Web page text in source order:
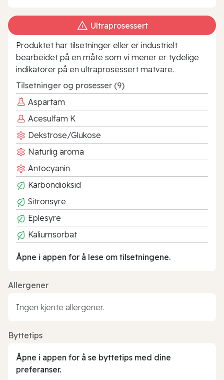
Ultraprosessert
Produktet har tilsetninger eller er industrielt
bearbeidet på en måte som vi mener er tydelige
indikatorer på en ultraprosessert matvare.
Tilsetninger og prosesser (9)
Aspartam
Acesulfam K
Dekstrose/Glukose
Naturlig aroma
Antocyanin
Karbondioksid
Sitronsyre
Eplesyre
Kaliumsorbat
Åpne i appen for å lese om tilsetningene.
Allergener
Ingen kjente allergener.
Byttetips
Åpne i appen for å se byttetips med dine
preferanser.